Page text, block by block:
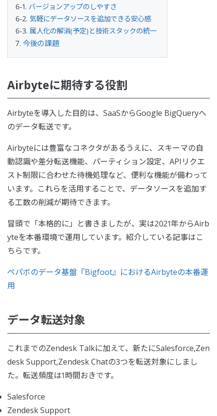
バージョンアップのしやすさ
気軽にデータソースを追加できる安心感
属人化の解消(予定)と技術スタックの統一
今後の課題
Airbyteに期待する役割
Airbyteを導入した目的は、SaaSからGoogle BigQueryへ
のデータ転送です。
Airbyteには豊富なコネクタがあるうえに、スキーマの自
動認識や差分転送機能、パーティション設定、APIリクエ
スト制限に合わせた待機処理など、便利な機能が備わって
います。これらを活用することで、データソースを追加す
る工数の削減が期待できます。
冒頭で「本格的に」と書きましたが、実は2021年からAirb
yteを本番環境で運用しています。紹介している記事はこ
ちらです。
ペパボのデータ基盤『Bigfoot』におけるAirbyteの本番運
用
データ転送対象
これまでのZendesk Talkに加えて、新たにSalesforce,Zen
desk Support,Zendesk Chatの3つを転送対象にしまし
た。転送頻度は1時間おきです。
Salesforce
Zendesk Support